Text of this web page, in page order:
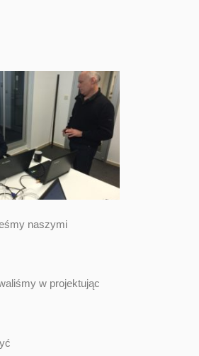
naszymi
w projektując